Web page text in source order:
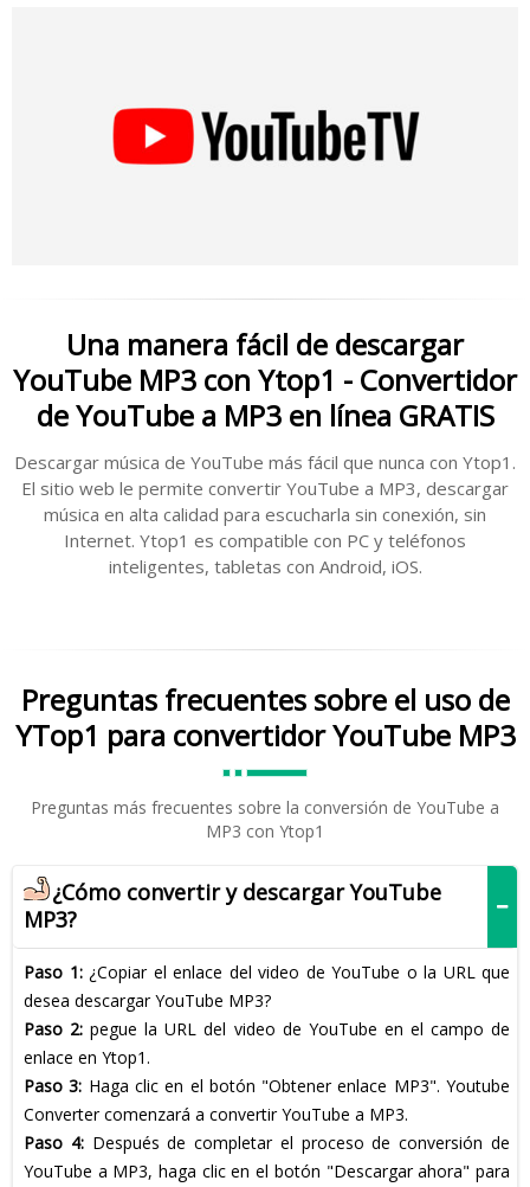
Una manera fácil de descargar
YouTube MP3 con Ytop1 - Convertidor
de YouTube a MP3 en línea GRATIS
Descargar música de YouTube más fácil que nunca con Ytop1.
El sitio web le permite convertir YouTube a MP3, descargar
música en alta calidad para escucharla sin conexión, sin
Internet. Ytop1 es compatible con PC y teléfonos
inteligentes, tabletas con Android, iOS.
Preguntas frecuentes sobre el uso de
YTop1 para convertidor YouTube MP3
Preguntas más frecuentes sobre la conversión de YouTube a
MP3 con Ytop1
¿Cómo convertir y descargar YouTube
MP3?
Paso 1:¿Copiar el enlace del video de YouTube o la URL que
desea descargar YouTube MP3?
Paso 2: pegue la URL del video de YouTube en el campo de
enlace en Ytop1.
Paso 3: Haga clic en el botón "Obtener enlace MP3". Youtube
Converter comenzará a convertir YouTube a MP3.
Paso 4: Después de completar el proceso de conversión de
YouTube a MP3, haga clic en el botón "Descargar ahora" para